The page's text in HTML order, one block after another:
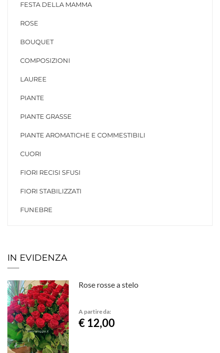
FESTA DELLA MAMMA
ROSE
BOUQUET
COMPOSIZIONI
LAUREE
PIANTE
PIANTE GRASSE
PIANTE AROMATICHE E COMMESTIBILI
CUORI
FIORI RECISI SFUSI
FIORI STABILIZZATI
FUNEBRE
IN EVIDENZA
Rose rosse a stelo
A partire da:
€ 12,00